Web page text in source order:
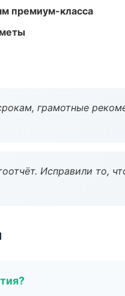
премиум-класса
грамотные
Исправили то,